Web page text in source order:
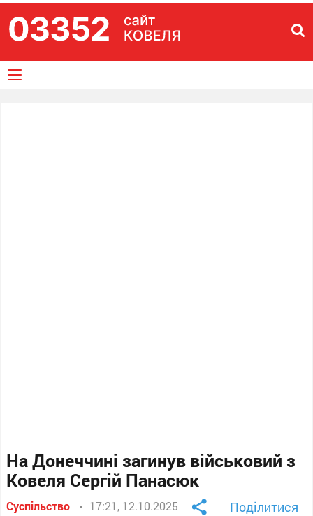
На Донеччині загинув військовий з
Ковеля Сергій Панасюк
Суспільство 17:21, 12.10.2025 Поділитися